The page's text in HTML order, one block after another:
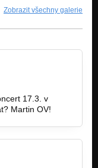
Zobrazit všechny galerie
17.3. v
Martin OV!